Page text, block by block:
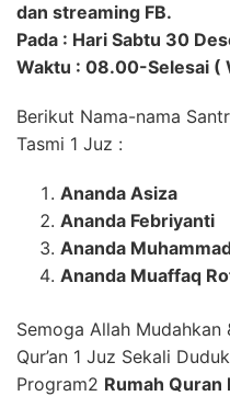
dan streaming FB.
Pada : Hari Sabtu 30
Waktu : 08.00-Selesai (
Berikut Nama-nama
Tasmi 1 Juz :
Ananda Asiza
Ananda Febriyanti
Ananda
Ananda Muaffaq
Semoga Allah Mudahkan
Qur’an 1 Juz Sekali
Program2 Rumah Quran